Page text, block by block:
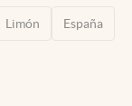
Limón España